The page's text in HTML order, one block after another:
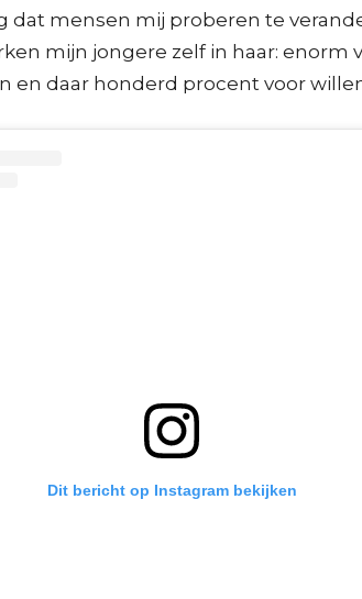
dat mensen mij proberen te
mijn jongere zelf in haar:
en daar honderd procent voor
Dit bericht op Instagram bekijken